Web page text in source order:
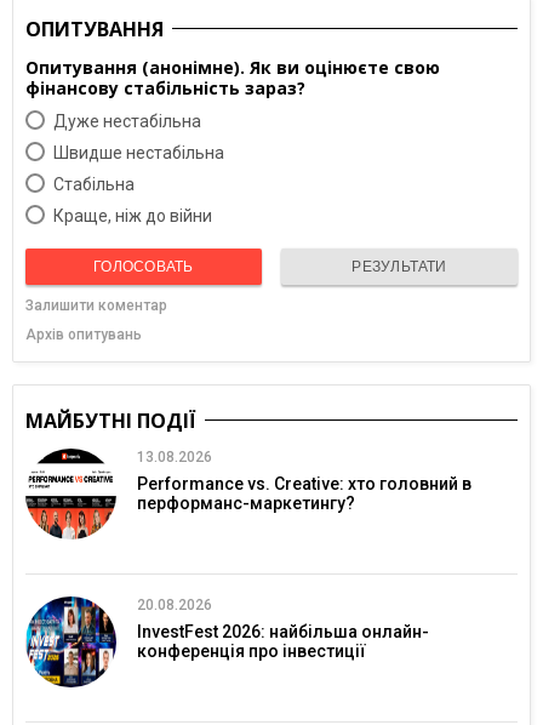
ОПИТУВАННЯ
Опитування (анонімне). Як ви оцінюєте свою
фінансову стабільність зараз?
Дуже нестабільна
Швидше нестабільна
Cтабільна
Краще, ніж до війни
ГОЛОСОВАТЬ РЕЗУЛЬТАТИ
Залишити коментар
Архів опитувань
МАЙБУТНІ ПОДІЇ
13.08.2026
Performance vs. Creative: хто головний в
перформанс-маркетингу?
20.08.2026
InvestFest 2026: найбільша онлайн-
конференція про інвестиції